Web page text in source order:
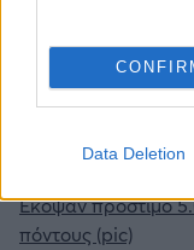
Data Deletion
ΔΙΑΒΑΣΕ ΑΚΟΜΗ:
τούμπα του
Έκοψαν πρόστιμο
πόντους (pic)